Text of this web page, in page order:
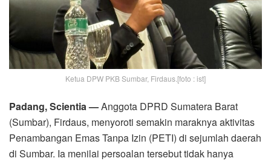
Ketua DPW PKB Sumbar, Firdaus.[foto : ist]
Padang, Scientia —Anggota DPRD Sumatera Barat
(Sumbar), Firdaus, menyoroti semakin maraknya aktivitas
Penambangan Emas Tanpa Izin (PETI) di sejumlah daerah
di Sumbar. Ia menilai persoalan tersebut tidak hanya